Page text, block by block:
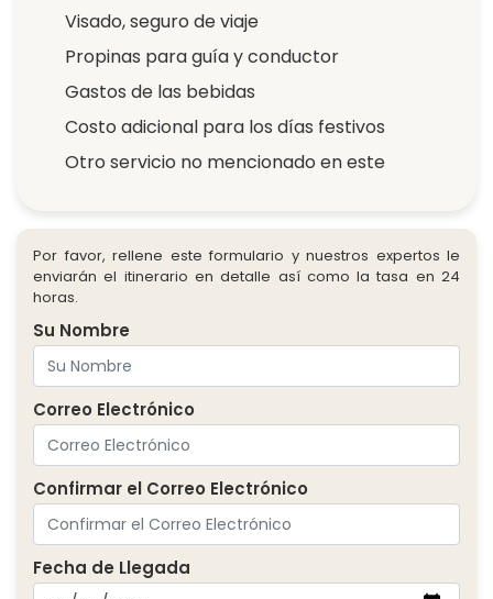
Visado, seguro de viaje
Propinas para guía y conductor
Gastos de las bebidas
Costo adicional para los días festivos
Otro servicio no mencionado en este
Por favor, rellene este formulario y nuestros expertos le
enviarán el itinerario en detalle así como la tasa en 24
horas.
Su Nombre
Correo Electrónico
Confirmar el Correo Electrónico
Fecha de Llegada